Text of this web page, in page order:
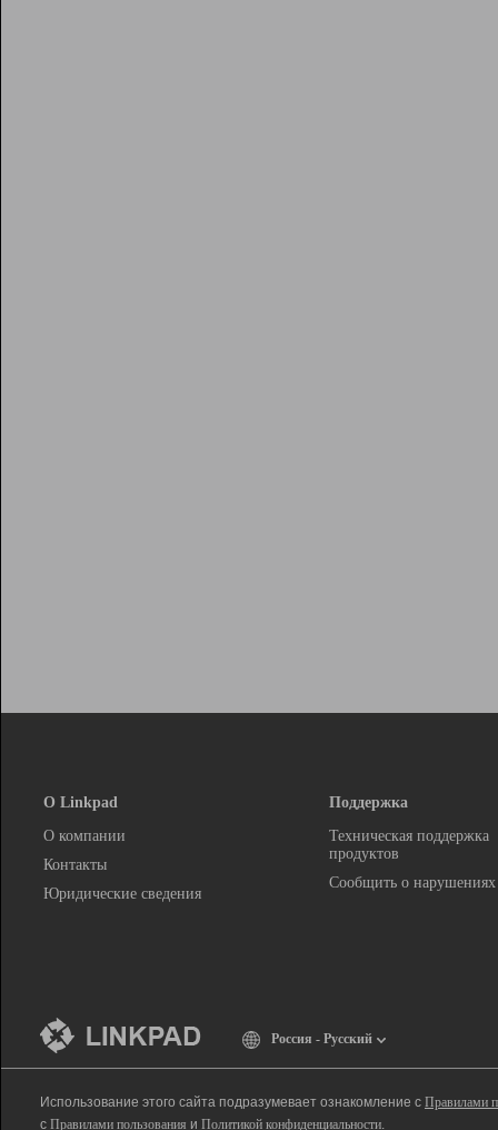
О Linkpad
О компании
Контакты
Юридические сведения
Поддержка
Техническая поддержка
продуктов
Сообщить о нарушениях
Россия - Русский
Использование этого сайта подразумевает ознакомление с Правилами
с Правилами пользования и Политикой конфиденциальности.